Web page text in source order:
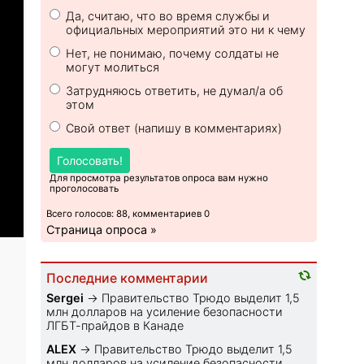
Да, считаю, что во время службы и
официальных мероприятий это ни к чему
Нет, не понимаю, почему солдаты не
могут молиться
Затрудняюсь ответить, не думал/а об
этом
Свой ответ (напишу в комментариях)
Голосовать!
Для просмотра результатов опроса вам нужно
проголосовать
Всего голосов: 88, комментариев 0
Страница опроса »
Последние комментарии
Sеrgei → Правительство Трюдо выделит 1,5
млн долларов на усиление безопасности
ЛГБТ-прайдов в Канаде
ALEX → Правительство Трюдо выделит 1,5